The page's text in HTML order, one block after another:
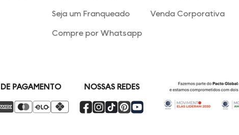
Seja um Franqueado
Compre por Whatsapp
Venda Corporativa
PAGAMENTO NOSSAS REDES